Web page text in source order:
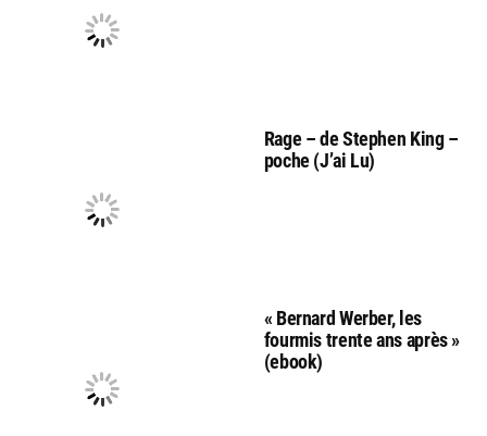
Rage – de Stephen King –
poche (J’ai Lu)
« Bernard Werber, les
fourmis trente ans après »
(ebook)